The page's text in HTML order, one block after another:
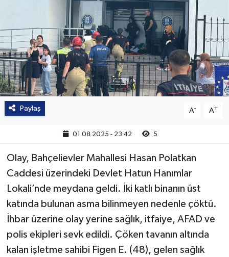
Paylaş A- A+
01.08.2025 - 23:42 5
Olay, Bahçelievler Mahallesi Hasan Polatkan
Caddesi üzerindeki Devlet Hatun Hanımlar
Lokali’nde meydana geldi. İki katlı binanın üst
katında bulunan asma bilinmeyen nedenle çöktü.
İhbar üzerine olay yerine sağlık, itfaiye, AFAD ve
polis ekipleri sevk edildi. Çöken tavanın altında
kalan işletme sahibi Figen E. (48), gelen sağlık